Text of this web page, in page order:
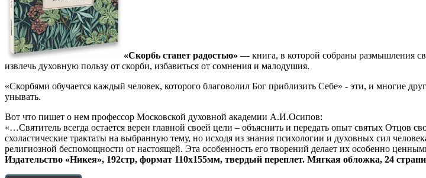
«Скорбь станет радостью» — книга, в которой собраны размышления
извлечь духовную пользу от скорби, избавиться от сомнения и малодушия.
«Скорбями обучается каждый человек, которого благоволил Бог приблизить Себе» - эти, и многие
унывать.
Вот что пишет о нем профессор Московской духовной академии А.И.Осипов:
«…Святитель всегда остается верен главной своей цели – объяснить и передать опыт святых Отцов
схоластические трактаты на выбранную тему, но исходя из знания психологии и духовных сил
религиозной беспомощности от настоящей. Эта особенность его творений делает их особенно
Издательство «Никея», 192стр, формат 110х155мм, твердый переплет. Мягкая обложка, 24